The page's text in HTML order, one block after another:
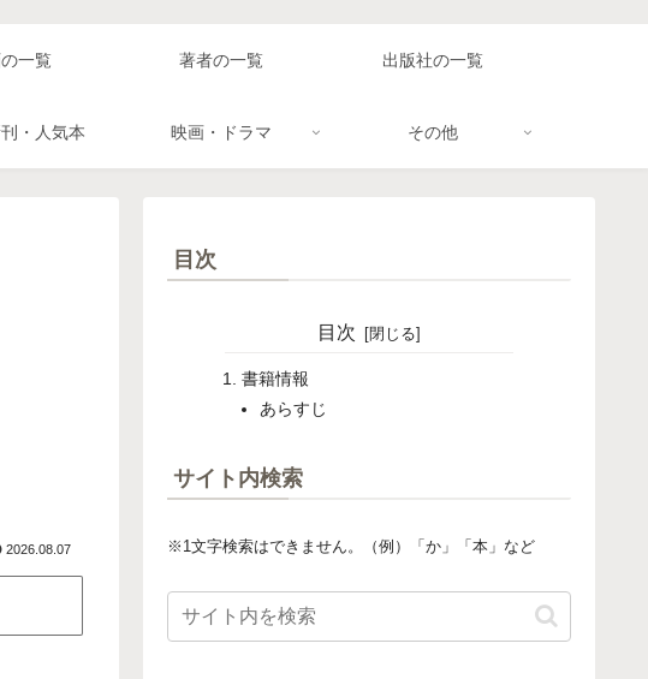
一覧 著者の一覧 出版社の一覧
・人気本 映画・ドラマ その他
2026.08.07
目次
目次
書籍情報
あらすじ
サイト内検索
※1文字検索はできません。（例）「か」「本」など